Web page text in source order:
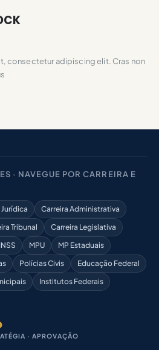
consectetur adipiscing elit. Cras non
· NAVEGUE POR CARREIRA E
Carreira Administrativa
Tribunal
Carreira Legislativa
INSS MPU
MP Estaduais
Polícias Civis
Educação Federal
Institutos Federais
· APROVAÇÃO